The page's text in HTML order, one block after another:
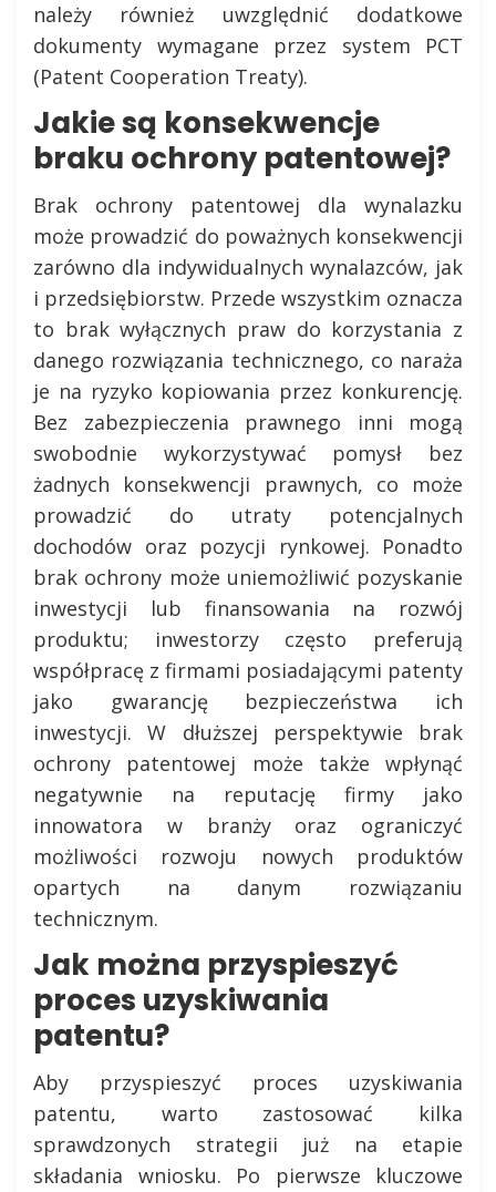
należy również uwzględnić dodatkowe
dokumenty wymagane przez system PCT
(Patent Cooperation Treaty).
Jakie są konsekwencje
braku ochrony patentowej?
Brak ochrony patentowej dla wynalazku
może prowadzić do poważnych konsekwencji
zarówno dla indywidualnych wynalazców, jak
i przedsiębiorstw. Przede wszystkim oznacza
to brak wyłącznych praw do korzystania z
danego rozwiązania technicznego, co naraża
je na ryzyko kopiowania przez konkurencję.
Bez zabezpieczenia prawnego inni mogą
swobodnie wykorzystywać pomysł bez
żadnych konsekwencji prawnych, co może
prowadzić do utraty potencjalnych
dochodów oraz pozycji rynkowej. Ponadto
brak ochrony może uniemożliwić pozyskanie
inwestycji lub finansowania na rozwój
produktu; inwestorzy często preferują
współpracę z firmami posiadającymi patenty
jako gwarancję bezpieczeństwa ich
inwestycji. W dłuższej perspektywie brak
ochrony patentowej może także wpłynąć
negatywnie na reputację firmy jako
innowatora w branży oraz ograniczyć
możliwości rozwoju nowych produktów
opartych na danym rozwiązaniu
technicznym.
Jak można przyspieszyć
proces uzyskiwania
patentu?
Aby przyspieszyć proces uzyskiwania
patentu, warto zastosować kilka
sprawdzonych strategii już na etapie
składania wniosku. Po pierwsze kluczowe